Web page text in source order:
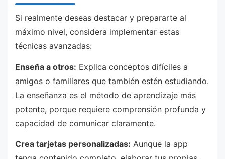
Si realmente deseas destacar y prepararte al
máximo nivel, considera implementar estas
técnicas avanzadas:
Enseña a otros: Explica conceptos difíciles a
amigos o familiares que también estén estudiando.
La enseñanza es el método de aprendizaje más
potente, porque requiere comprensión profunda y
capacidad de comunicar claramente.
Crea tarjetas personalizadas: Aunque la app